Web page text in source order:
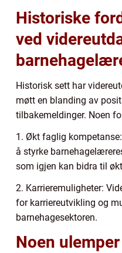
Historiske
ved
Historisk sett har
møtt en blanding av
tilbakemeldinger. Noen
1. Økt faglig
å styrke
som igjen kan bidra til
2. Karrieremuligheter:
for karriereutvikling og
barnehagesektoren.
Noen ulemper